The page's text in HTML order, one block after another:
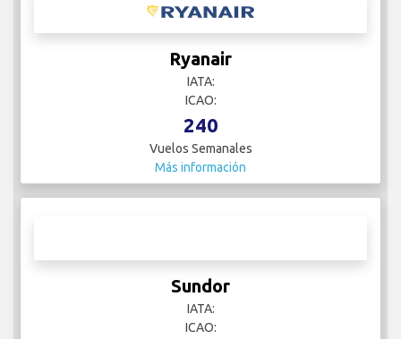
Ryanair
IATA:
ICAO:
240
Vuelos Semanales
Más información
Sundor
IATA:
ICAO: